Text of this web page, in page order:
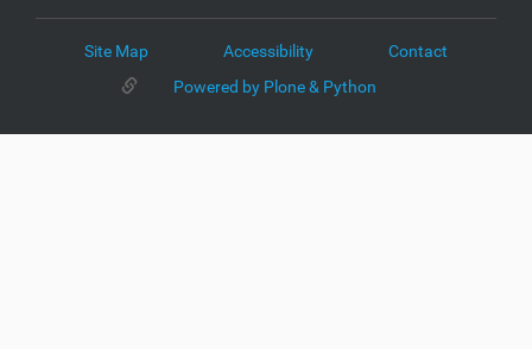
Site Map Accessibility
Contact
Powered by Plone & Python